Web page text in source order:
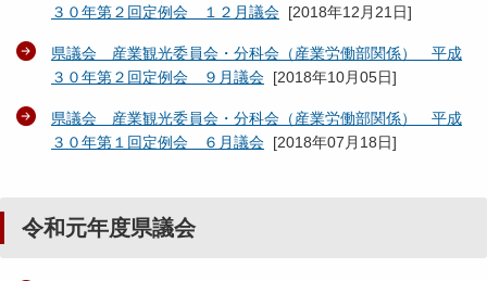
３０年第２回定例会 １２月議会 [2018年12月21日]
県議会 産業観光委員会・分科会（産業労働部関係） 平成
３０年第２回定例会 ９月議会 [2018年10月05日]
県議会 産業観光委員会・分科会（産業労働部関係） 平成
３０年第１回定例会 ６月議会 [2018年07月18日]
令和元年度県議会